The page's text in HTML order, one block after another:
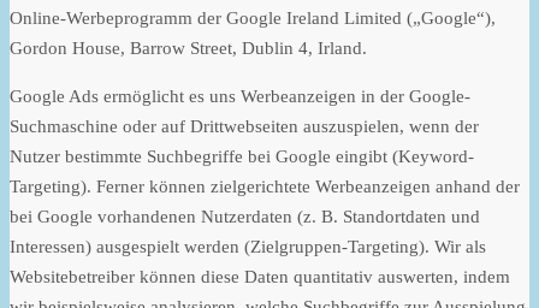
Online-Werbeprogramm der Google Ireland Limited („Google“),
Gordon House, Barrow Street, Dublin 4, Irland.
Google Ads ermöglicht es uns Werbeanzeigen in der Google-
Suchmaschine oder auf Drittwebseiten auszuspielen, wenn der
Nutzer bestimmte Suchbegriffe bei Google eingibt (Keyword-
Targeting). Ferner können zielgerichtete Werbeanzeigen anhand der
bei Google vorhandenen Nutzerdaten (z. B. Standortdaten und
Interessen) ausgespielt werden (Zielgruppen-Targeting). Wir als
Websitebetreiber können diese Daten quantitativ auswerten, indem